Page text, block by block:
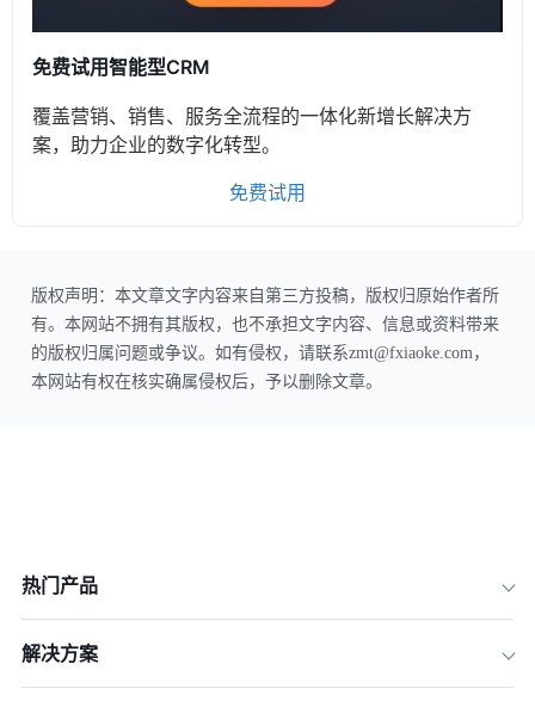
免费试用智能型CRM
覆盖营销、销售、服务全流程的一体化新增长解决方
案，助力企业的数字化转型。
免费试用
版权声明：本文章文字内容来自第三方投稿，版权归原始作者所
有。本网站不拥有其版权，也不承担文字内容、信息或资料带来
的版权归属问题或争议。如有侵权，请联系zmt@fxiaoke.com，
本网站有权在核实确属侵权后，予以删除文章。
热门产品
解决方案